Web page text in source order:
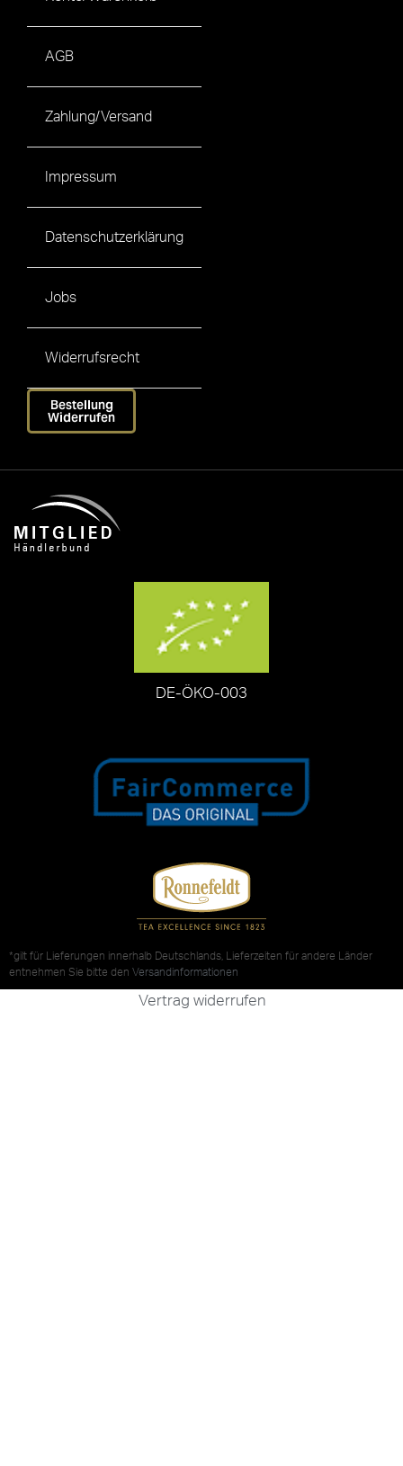
AGB
Zahlung/Versand
Impressum
Datenschutzerklärung
Jobs
Widerrufsrecht
Bestellung
Widerrufen
DE-ÖKO-003
*gilt für Lieferungen innerhalb Deutschlands, Lieferzeiten für andere Länder
entnehmen Sie bitte den Versandinformationen
Vertrag widerrufen